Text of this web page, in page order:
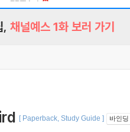
독서유형검사
, 채널예스 1화 보러 가기
[ Paperback, Study Guide ] 바인딩